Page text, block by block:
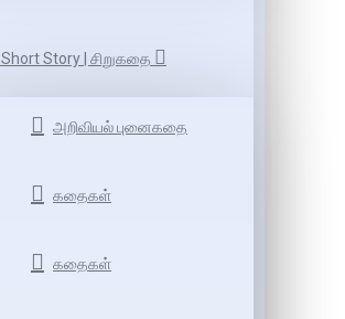
Short Story | சிறுகதை
அறிவியல் புனைகதை
கதைகள்
கதைகள்